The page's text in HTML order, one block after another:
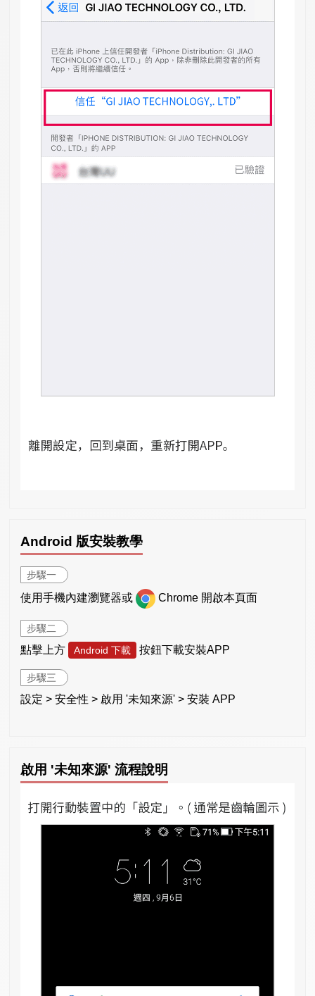
Android 版安裝教學
步驟一
使用手機內建瀏覽器或 Chrome 開啟本頁面
步驟二
點擊上方 Android 下載 按鈕下載安裝APP
步驟三
設定 > 安全性 > 啟用 '未知來源' > 安裝 APP
啟用 '未知來源' 流程說明